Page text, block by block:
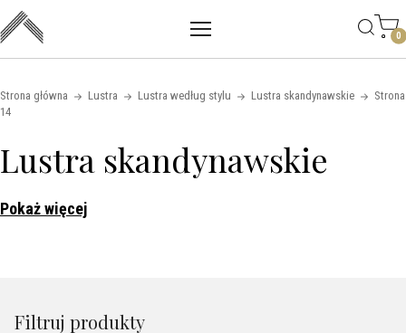
Skip to content
Main mobile navigation
0
Strona główna Lustra Lustra według stylu Lustra skandynawskie
Strona
14
Lustra skandynawskie
Pokaż więcej
Filtruj produkty